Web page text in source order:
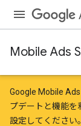
Mobile Ads
Google Mobile
プデートと機能を
設定 してください。